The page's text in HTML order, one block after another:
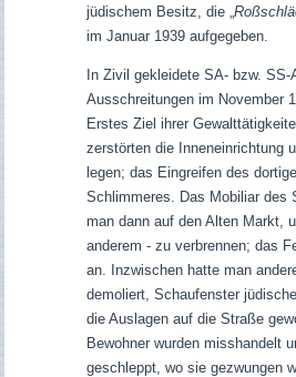
jüdischem Besitz, die „
im Januar 1939 aufgegeben.
In Zivil gekleidete SA- bzw. SS-
Ausschreitungen im November
Erstes Ziel ihrer
zerstörten die Inneneinrichtung
legen; das Eingreifen des
Schlimmeres. Das Mobiliar des
man dann auf den Alten Markt,
anderem - zu verbrennen; das
an. Inzwischen hatte man
demoliert, Schaufenster
die Auslagen auf die Straße
Bewohner wurden misshandelt
geschleppt, wo sie gezwungen